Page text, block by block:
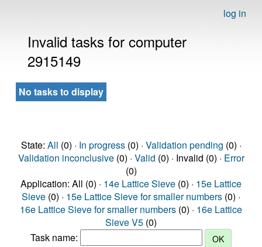
log in
Invalid tasks for computer
2915149
No tasks to display
State: All (0) · In progress(0) · Validation pending (0) ·
Validation inconclusive(0) · Valid (0) · Invalid (0) · Error
(0)
Application: All (0) · 14e Lattice Sieve (0) · 15e Lattice
Sieve (0) · 15e Lattice Sieve for smaller numbers (0) ·
16e Lattice Sieve for smaller numbers (0) · 16e Lattice
Sieve V5 (0)
Task name: